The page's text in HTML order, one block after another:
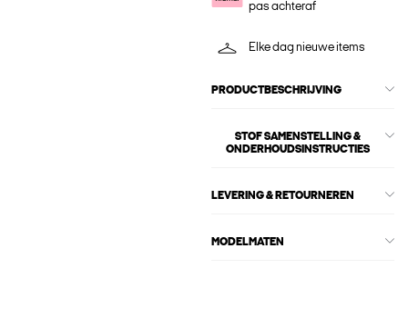
pas achteraf
Elke dag nieuwe items
PRODUCTBESCHRIJVING
STOF SAMENSTELLING &
ONDERHOUDSINSTRUCTIES
LEVERING & RETOURNEREN
MODELMATEN